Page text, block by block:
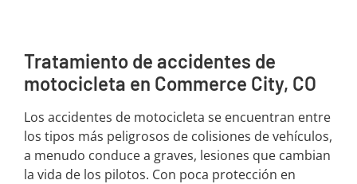
Tratamiento de accidentes de
motocicleta en Commerce City, CO
Los accidentes de motocicleta se encuentran entre
los tipos más peligrosos de colisiones de vehículos,
a menudo conduce a graves, lesiones que cambian
la vida de los pilotos. Con poca protección en